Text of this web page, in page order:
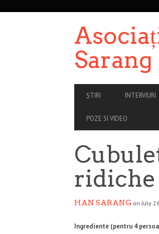
PRIMARY
NAVIGATION
ȘTIRI INTERVIURI
POZE SI VIDEO
ridiche
HAN SARANG on July
Ingrediente (pentru 4